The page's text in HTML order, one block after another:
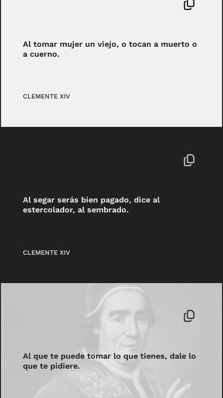
Al tomar mujer un viejo, o tocan a muerto o
a cuerno.
CLEMENTE XIV
Al segar serás bien pagado, dice al
estercolador, al sembrado.
CLEMENTE XIV
Al que te puede tomar lo que tienes, dale lo
que te pidiere.